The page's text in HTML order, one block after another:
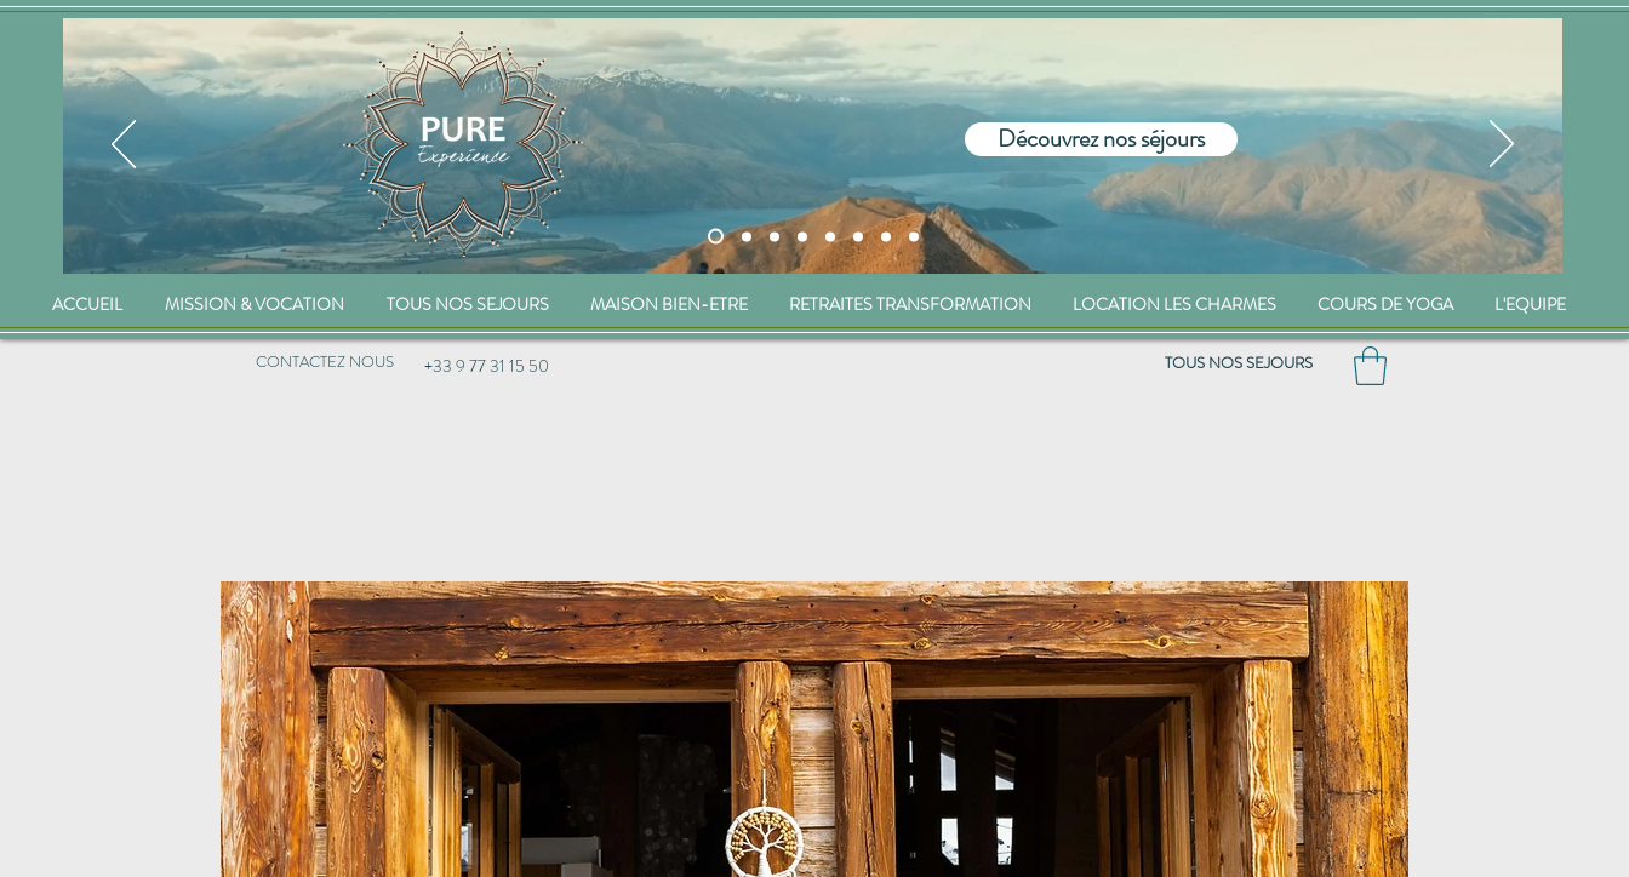
Découvrez nos séjours
ACCUEIL MISSION & VOCATION TOUS NOS SEJOURS MAISON BIEN-ETRE RETRAITES TRANSFORMATION LOCATION LES CHARMES COURS DE YOGA L'EQUIPE
CONTACTEZ NOUS +33 9 77 31 15 50 TOUS NOS SEJOURS